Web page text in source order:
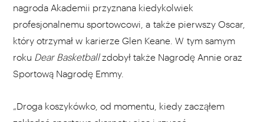
nagroda Akademii przyznana kiedykolwiek
profesjonalnemu sportowcowi, a także pierwszy Oscar,
który otrzymał w karierze Glen Keane. W tym samym
roku Dear Basketballzdobył także Nagrodę Annie oraz
Sportową Nagrodę Emmy.
„Droga koszykówko, od momentu, kiedy zacząłem